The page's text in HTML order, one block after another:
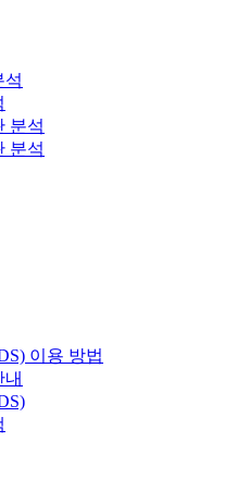
석
분석
분석
이용 방법